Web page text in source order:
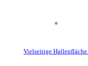
Vielseitige